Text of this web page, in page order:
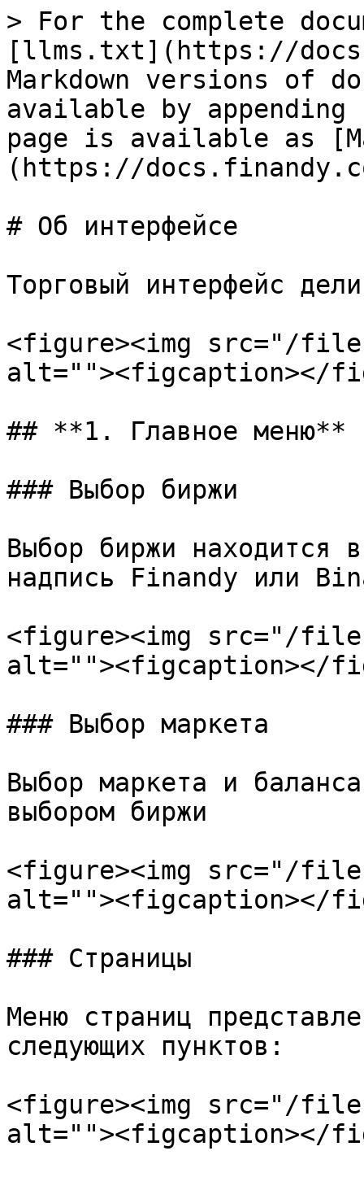
> For the complete
[llms.txt](https://
Markdown versions of
available by
page is available as
(https://
# Об интерфейсе
Торговый интерфейс
<figure><img src="/files/
alt=""><figcaption></
## **1. Главное меню**
### Выбор биржи
Выбор биржи находится
надпись Finandy или
<figure><img src="/files/
alt=""><figcaption></
### Выбор маркета
Выбор маркета и
выбором биржи
<figure><img src="/files/
alt=""><figcaption></
### Страницы
Меню страниц
следующих пунктов:
<figure><img src="/files/
alt=""><figcaption></